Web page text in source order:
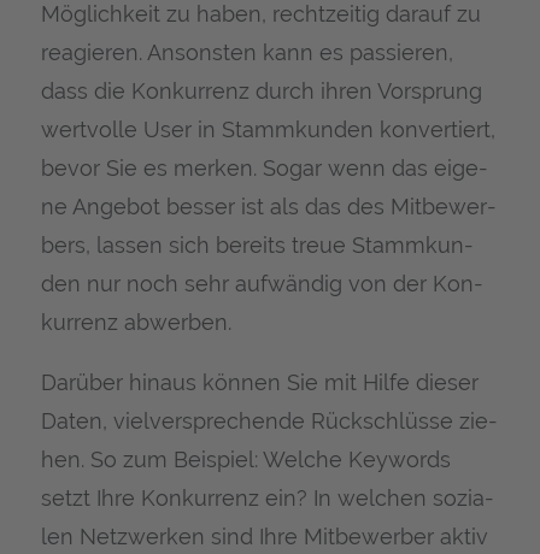
Mög­lich­keit zu haben, recht­zei­tig dar­auf zu
reagie­ren. Ansons­ten kann es pas­sie­ren,
dass die Kon­kur­renz durch ihren Vor­sprung
wert­vol­le User in Stamm­kun­den kon­ver­tiert,
bevor Sie es mer­ken. Sogar wenn das eige­
ne Ange­bot bes­ser ist als das des Mit­be­wer­
bers, las­sen sich bereits treue Stamm­kun­
den nur noch sehr auf­wän­dig von der Kon­
kur­renz abwerben.
Dar­über hin­aus kön­nen Sie mit Hil­fe die­ser
Daten, viel­ver­spre­chen­de Rück­schlüs­se zie­
hen. So zum Bei­spiel: Wel­che Key­words
setzt Ihre Kon­kur­renz ein? In wel­chen sozia­
len Netz­wer­ken sind Ihre Mit­be­wer­ber aktiv